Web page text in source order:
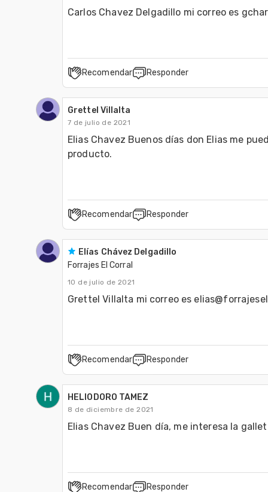
Carlos Chavez Delgadillo mi correo es
Recomendar Responder
Grettel Villalta
7 de julio de 2021
Elias Chavez Buenos días don Elias me
producto.
Recomendar Responder
Elías Chávez Delgadillo
Forrajes El Corral
10 de julio de 2021
Grettel Villalta mi correo es
Recomendar Responder
HELIODORO TAMEZ
8 de diciembre de 2021
Elias Chavez Buen día, me interesa la
Recomendar Responder